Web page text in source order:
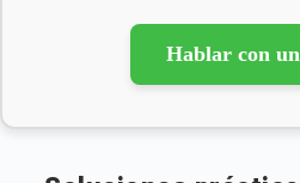
Hablar con